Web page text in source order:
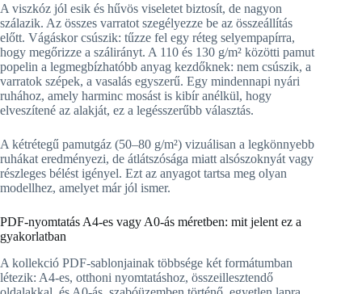
A viszkóz jól esik és hűvös viseletet biztosít, de nagyon
szálazik. Az összes varratot szegélyezze be az összeállítás
előtt. Vágáskor csúszik: tűzze fel egy réteg selyempapírra,
hogy megőrizze a szálirányt. A 110 és 130 g/m² közötti pamut
popelin a legmegbízhatóbb anyag kezdőknek: nem csúszik, a
varratok szépek, a vasalás egyszerű. Egy mindennapi nyári
ruhához, amely harminc mosást is kibír anélkül, hogy
elveszítené az alakját, ez a legésszerűbb választás.
A kétrétegű pamutgáz (50–80 g/m²) vizuálisan a legkönnyebb
ruhákat eredményezi, de átlátszósága miatt alsószoknyát vagy
részleges bélést igényel. Ezt az anyagot tartsa meg olyan
modellhez, amelyet már jól ismer.
PDF-nyomtatás A4-es vagy A0-ás méretben: mit jelent ez a
gyakorlatban
A kollekció PDF-sablonjainak többsége két formátumban
létezik: A4-es, otthoni nyomtatáshoz, összeillesztendő